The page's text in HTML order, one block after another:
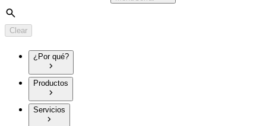
Search
Clear
¿Por qué?
Productos
Servicios